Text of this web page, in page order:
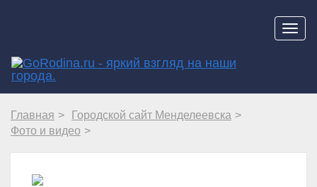
Главная
Городской сайт Менделеевска
Фото и видео